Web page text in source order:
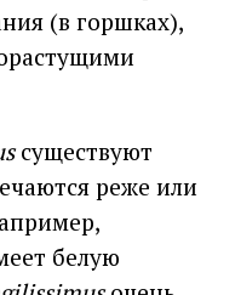
(в горшках),
существуют
реже или
белую